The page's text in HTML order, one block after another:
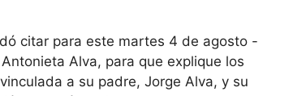
citar para este martes 4 de agosto -
Alva, para que explique los
a su padre, Jorge Alva, y su